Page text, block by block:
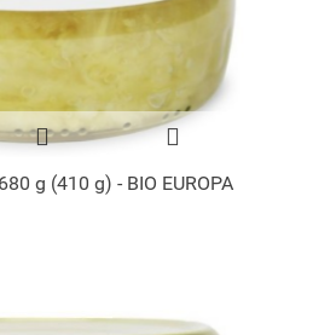
g (410 g) - BIO EUROPA